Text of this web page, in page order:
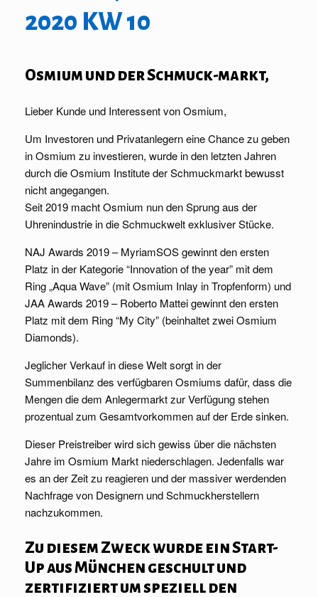
2020 KW 10
Osmium und der Schmuck-markt,
Lieber Kunde und Interessent von Osmium,
Um Investoren und Privatanlegern eine Chance zu geben
in Osmium zu investieren, wurde in den letzten Jahren
durch die Osmium Institute der Schmuckmarkt bewusst
nicht angegangen.
Seit 2019 macht Osmium nun den Sprung aus der
Uhrenindustrie in die Schmuckwelt exklusiver Stücke.
NAJ Awards 2019 – MyriamSOS gewinnt den ersten
Platz in der Kategorie “Innovation of the year” mit dem
Ring „Aqua Wave” (mit Osmium Inlay in Tropfenform) und
JAA Awards 2019 – Roberto Mattei gewinnt den ersten
Platz mit dem Ring “My City” (beinhaltet zwei Osmium
Diamonds).
Jeglicher Verkauf in diese Welt sorgt in der
Summenbilanz des verfügbaren Osmiums dafür, dass die
Mengen die dem Anlegermarkt zur Verfügung stehen
prozentual zum Gesamtvorkommen auf der Erde sinken.
Dieser Preistreiber wird sich gewiss über die nächsten
Jahre im Osmium Markt niederschlagen. Jedenfalls war
es an der Zeit zu reagieren und der massiver werdenden
Nachfrage von Designern und Schmuckherstellern
nachzukommen.
Zu diesem Zweck wurde ein Start-
Up aus München geschult und
zertifiziert um speziell den